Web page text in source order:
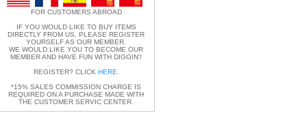
FOR CUSTOMERS ABROAD
IF YOU WOULD LIKE TO BUY ITEMS
DIRECTLY FROM US, PLEASE REGISTER
YOURSELF AS OUR MEMBER.
WE WOULD LIKE YOU TO BECOME OUR
MEMBER AND HAVE FUN WITH DIGGIN'!
REGISTER? CLICK HERE
*15% SALES COMMISSION CHARGE IS
REQUIRED ON A PURCHASE MADE WITH
THE CUSTOMER SERVIC CENTER.